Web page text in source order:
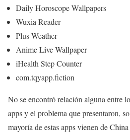
Daily Horoscope Wallpapers
Wuxia Reader
Plus Weather
Anime Live Wallpaper
iHealth Step Counter
com.tqyapp.fiction
No se encontró relación alguna entre
apps y el problema que presentaron,
mayoría de estas apps vienen de